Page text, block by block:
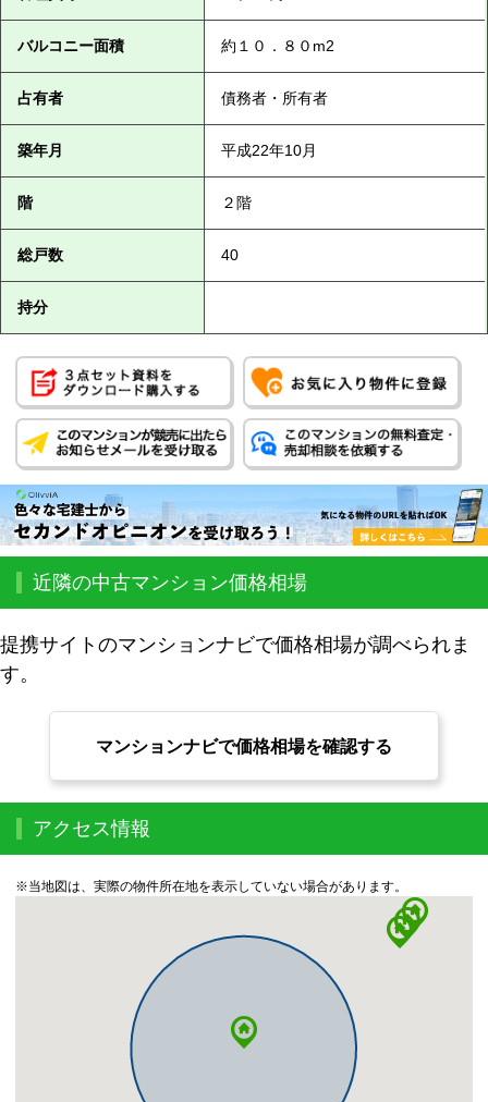
バルコニー面積 約１０．８０m2
占有者 債務者・所有者
築年月 平成22年10月
階 ２階
総戸数 40
持分
近隣の中古マンション価格相場
提携サイトのマンションナビで価格相場が調べられま
す。
マンションナビで価格相場を確認する
アクセス情報
※当地図は、実際の物件所在地を表示していない場合があります。